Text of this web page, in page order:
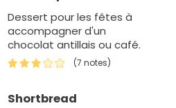
Dessert pour les fêtes à
accompagner d'un
chocolat antillais ou café.
(7 notes)
Shortbread